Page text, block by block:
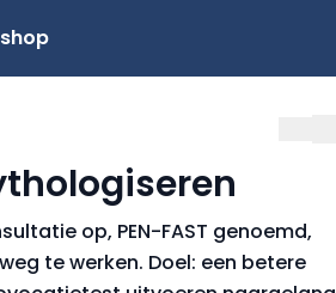
op, PEN-FAST genoemd,
te werken. Doel: een betere